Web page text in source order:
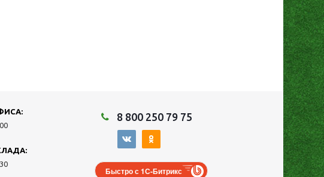
8 800 250 79 75
Быстро с 1С-Битрикс